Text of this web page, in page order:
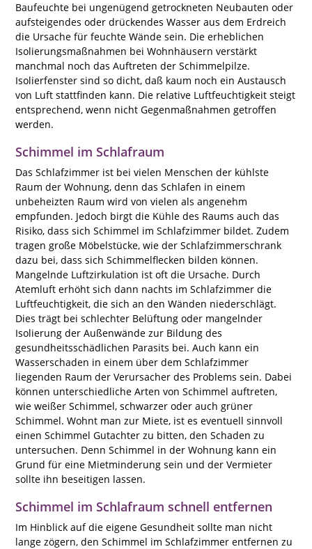
Baufeuchte bei ungenügend getrockneten Neubauten oder
aufsteigendes oder drückendes Wasser aus dem Erdreich
die Ursache für feuchte Wände sein. Die erheblichen
Isolierungsmaßnahmen bei Wohnhäusern verstärkt
manchmal noch das Auftreten der Schimmelpilze.
Isolierfenster sind so dicht, daß kaum noch ein Austausch
von Luft stattfinden kann. Die relative Luftfeuchtigkeit steigt
entsprechend, wenn nicht Gegenmaßnahmen getroffen
werden.
Schimmel im Schlafraum
Das Schlafzimmer ist bei vielen Menschen der kühlste
Raum der Wohnung, denn das Schlafen in einem
unbeheizten Raum wird von vielen als angenehm
empfunden. Jedoch birgt die Kühle des Raums auch das
Risiko, dass sich Schimmel im Schlafzimmer bildet. Zudem
tragen große Möbelstücke, wie der Schlafzimmerschrank
dazu bei, dass sich Schimmelflecken bilden können.
Mangelnde Luftzirkulation ist oft die Ursache. Durch
Atemluft erhöht sich dann nachts im Schlafzimmer die
Luftfeuchtigkeit, die sich an den Wänden niederschlägt.
Dies trägt bei schlechter Belüftung oder mangelnder
Isolierung der Außenwände zur Bildung des
gesundheitsschädlichen Parasits bei. Auch kann ein
Wasserschaden in einem über dem Schlafzimmer
liegenden Raum der Verursacher des Problems sein. Dabei
können unterschiedliche Arten von Schimmel auftreten,
wie weißer Schimmel, schwarzer oder auch grüner
Schimmel. Wohnt man zur Miete, ist es eventuell sinnvoll
einen Schimmel Gutachter zu bitten, den Schaden zu
untersuchen. Denn Schimmel in der Wohnung kann ein
Grund für eine Mietminderung sein und der Vermieter
sollte ihn beseitigen lassen.
Schimmel im Schlafraum schnell entfernen
Im Hinblick auf dieeigene Gesundheit sollte man nicht
lange zögern, den Schimmel im Schlafzimmer entfernen zu